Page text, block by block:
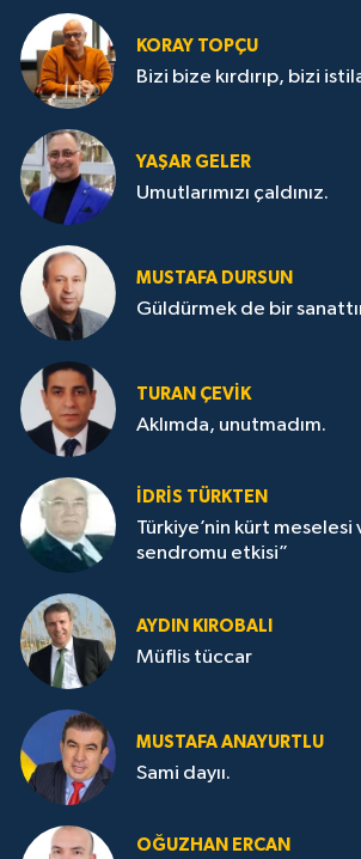
KORAY TOPÇU
Bizi bize kırdırıp, bizi
YAŞAR GELER
Umutlarımızı çaldınız.
MUSTAFA DURSUN
Güldürmek de bir
TURAN ÇEVİK
Aklımda, unutmadım.
İDRİS TÜRKTEN
Türkiye’nin kürt meselesi
sendromu etkisi”
AYDIN KIROBALI
Müflis tüccar
MUSTAFA ANAYURTLU
Sami dayıı.
OĞUZHAN ERCAN